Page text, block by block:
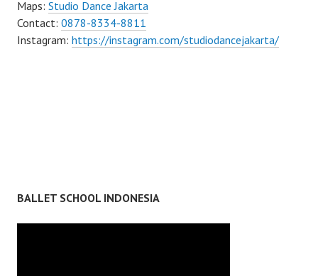
Maps: Studio Dance Jakarta
Contact: 0878-8334-8811
Instagram: https://instagram.com/studiodancejakarta/
BALLET SCHOOL INDONESIA